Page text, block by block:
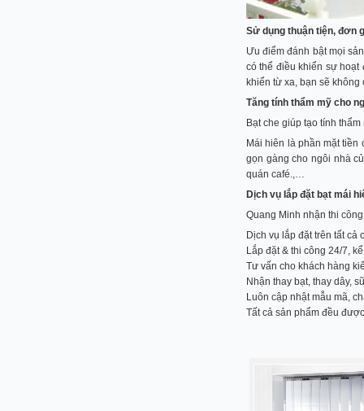
Sử dụng thuận tiện, đơn
Ưu điểm đánh bật mọi
có thể điều khiển sự hoạt
khiển từ xa, bạn sẽ
Tăng tính thẩm mỹ cho
Bạt che giúp tạo tính
Mái hiên là phần mặt
gọn gàng cho ngôi nhà
quán café.,…
Dịch vụ lắp đặt bạt mái
Quang Minh nhận thi
Dịch vụ lắp đặt trên tất
Lắp đặt & thi công 24/7,
Tư vấn cho khách hàng
Nhận thay bạt, thay dây,
Luôn cập nhật mẫu mã,
Tất cả sản phẩm đều